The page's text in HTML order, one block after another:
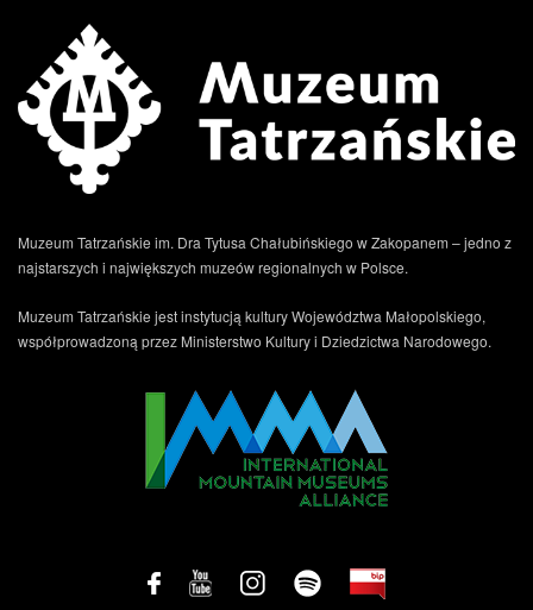
Muzeum Tatrzańskie im. Dra Tytusa Chałubińskiego w Zakopanem – jedno z
najstarszych i największych muzeów regionalnych w Polsce.
Muzeum Tatrzańskie jest instytucją kultury Województwa Małopolskiego,
współprowadzoną przez Ministerstwo Kultury i Dziedzictwa Narodowego.